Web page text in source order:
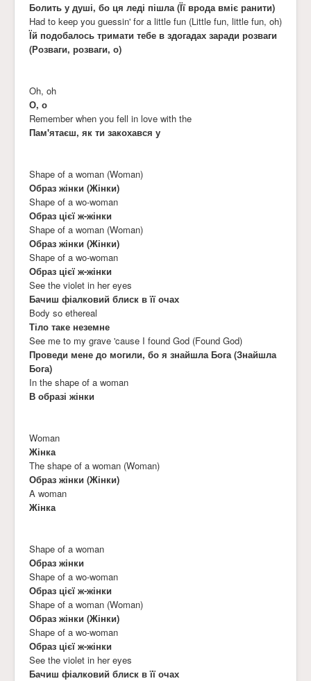
Болить у душі, бо ця леді пішла (Її врода вміє ранити)
Had to keep you guessin' for a little fun (Little fun, little fun, oh)
Їй подобалось тримати тебе в здогадах заради розваги
(Розваги, розваги, о)
Oh, oh
О, о
Remember when you fell in love with the
Пам'ятаєш, як ти закохався у
Shape of a woman (Woman)
Образ жінки (Жінки)
Shape of a wo-woman
Образ цієї ж-жінки
Shape of a woman (Woman)
Образ жінки (Жінки)
Shape of a wo-woman
Образ цієї ж-жінки
See the violet in her eyes
Бачиш фіалковий блиск в її очах
Body so ethereal
Тіло таке неземне
See me to my grave 'cause I found God (Found God)
Проведи мене до могили, бо я знайшла Бога (Знайшла
Бога)
In the shape of a woman
В образі жінки
Woman
Жінка
The shape of a woman (Woman)
Образ жінки (Жінки)
A woman
Жінка
Shape of a woman
Образ жінки
Shape of a wo-woman
Образ цієї ж-жінки
Shape of a woman (Woman)
Образ жінки (Жінки)
Shape of a wo-woman
Образ цієї ж-жінки
See the violet in her eyes
Бачиш фіалковий блиск в її очах